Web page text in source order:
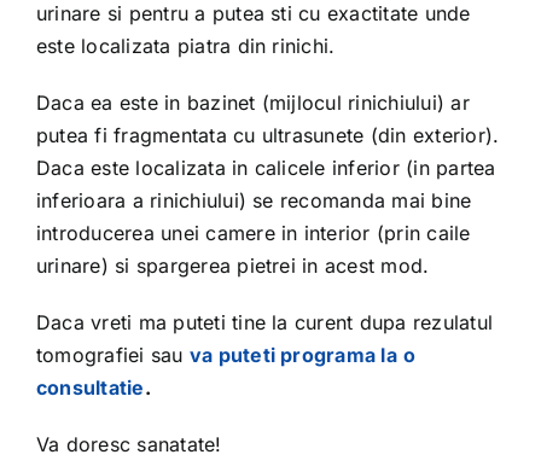
urinare si pentru a putea sti cu exactitate unde
este localizata piatra din rinichi.
Daca ea este in bazinet (mijlocul rinichiului) ar
putea fi fragmentata cu ultrasunete (din exterior).
Daca este localizata in calicele inferior (in partea
inferioara a rinichiului) se recomanda mai bine
introducerea unei camere in interior (prin caile
urinare) si spargerea pietrei in acest mod.
Daca vreti ma puteti tine la curent dupa rezulatul
tomografiei sau va puteti programa la o
consultatie.
Va doresc sanatate!